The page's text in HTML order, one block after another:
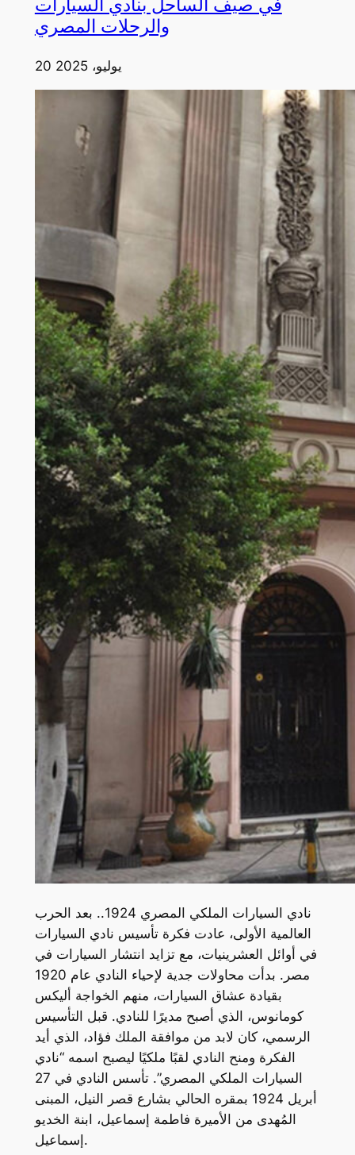
في صيف الساحل بنادي السيارات
والرحلات المصري
20 يوليو، 2025
نادي السيارات الملكي المصري 1924.. بعد الحرب
العالمية الأولى، عادت فكرة تأسيس نادي السيارات
في أوائل العشرينيات، مع تزايد انتشار السيارات في
مصر. بدأت محاولات جدية لإحياء النادي عام 1920
بقيادة عشاق السيارات، منهم الخواجة أليكس
كومانوس، الذي أصبح مديرًا للنادي. قبل التأسيس
الرسمي، كان لابد من موافقة الملك فؤاد، الذي أيد
الفكرة ومنح النادي لقبًا ملكيًا ليصبح اسمه “نادي
السيارات الملكي المصري”. تأسس النادي في 27
أبريل 1924 بمقره الحالي بشارع قصر النيل، المبنى
المُهدى من الأميرة فاطمة إسماعيل، ابنة الخديو
إسماعيل.